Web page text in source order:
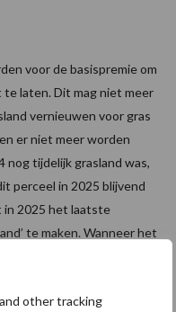
other tracking
voor de basispremie om
laten. Dit mag niet meer
vernieuwen voor gras
er niet meer worden
nog tijdelijk grasland was,
perceel in 2025 blijvend
in 2025 het laatste
te maken. Wanneer het
niet meer in de toekomst